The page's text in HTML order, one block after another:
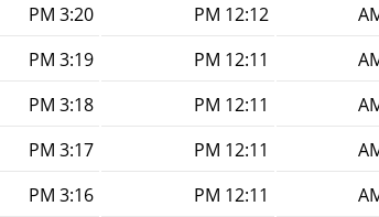
12:12 PM
3:20 PM
12:11 PM
3:19 PM
12:11 PM
3:18 PM
12:11 PM
3:17 PM
12:11 PM
3:16 PM